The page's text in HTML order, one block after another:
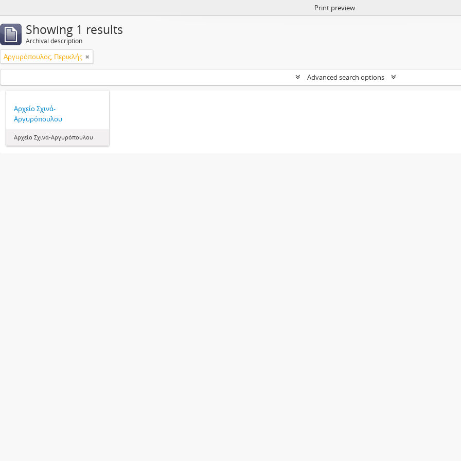
Print preview
Showing 1 results
Archival description
Αργυρόπουλος, Περικλής
Advanced search options
Αρχείο Σχινά-
Αργυρόπουλου
Αρχείο Σχινά-Αργυρόπουλου